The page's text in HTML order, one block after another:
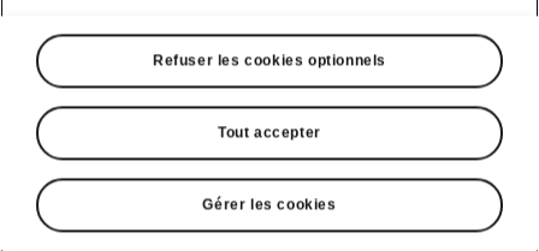
Refuser les cookies optionnels
Tout accepter
Gérer les cookies